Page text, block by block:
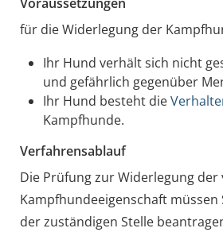
für die Widerlegung der
Ihr Hund verhält sich nicht
und gefährlich gegenüber
Ihr Hund besteht die
Kampfhunde.
Verfahrensablauf
Die Prüfung zur Widerlegung
Kampfhundeeigenschaft müssen
der zuständigen Stelle